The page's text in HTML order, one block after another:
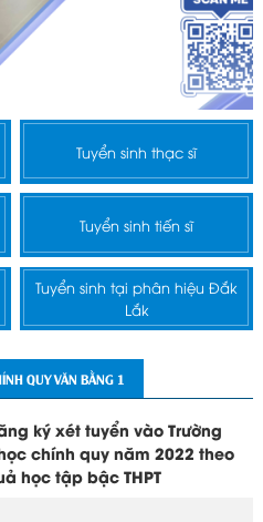
Tuyển sinh thạc sĩ
Tuyển sinh tiến sĩ
Tuyển sinh tại phân hiệu Đắk
Lắk
QUY VĂN BẰNG 1
ký xét tuyển vào Trường
chính quy năm 2022 theo
học tập bậc THPT